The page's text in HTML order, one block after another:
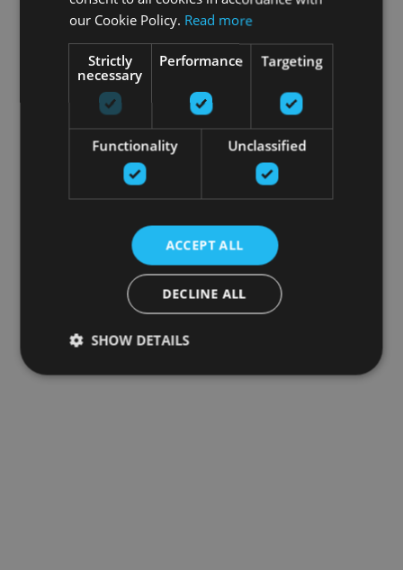
our Cookie Policy. Read more
Strictly
necessary
Performance Targeting
Functionality Unclassified
ACCEPT ALL
DECLINE ALL
SHOW DETAILS